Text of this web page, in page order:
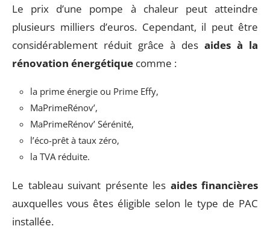
Le prix d’une pompe à chaleur peut atteindre
plusieurs milliers d’euros. Cependant, il peut être
considérablement réduit grâce à des aides à la
rénovation énergétique comme :
la prime énergie ou Prime Effy,
MaPrimeRénov’,
MaPrimeRénov’ Sérénité,
l’éco-prêt à taux zéro,
la TVA réduite.
Le tableau suivant présente les aides financières
auxquelles vous êtes éligible selon le type de PAC
installée.